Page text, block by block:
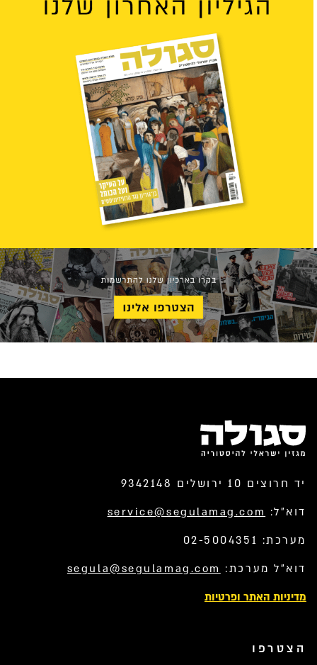
יד חרוצים 10 ירושלים 9342148
דוא”ל: service@segulamag.com
מערכת: 02-5004351
דוא”ל מערכת: segula@segulamag.com
מדיניות האתר ופרטיות
הצטרפו